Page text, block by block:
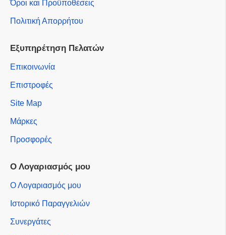
Όροι και Προϋποθέσεις
Πολιτική Απορρήτου
Εξυπηρέτηση Πελατών
Επικοινωνία
Επιστροφές
Site Map
Μάρκες
Προσφορές
Ο Λογαριασμός μου
Ο Λογαριασμός μου
Ιστορικό Παραγγελιών
Συνεργάτες